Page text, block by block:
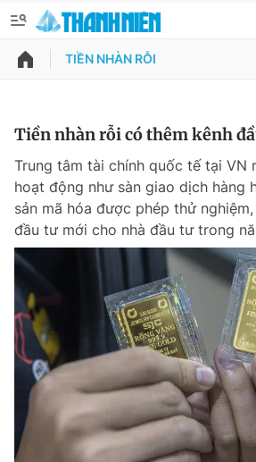
QUẢNG CÁO
Chuyên mục
Chuyên mục khác
Chào ngày mới Tin
Tin thị trường Tin
Video
Sản phẩm khác
Thông tin tài khoản
Đổi mật khẩu
Tin đã lưu
Đăng xuất
TIỀN NHÀN RỖI
Tiền nhàn rỗi có thêm kênh
Trung tâm tài chính quốc tế tại VN
hoạt động như sàn giao dịch hàng
sản mã hóa được phép thử
đầu tư mới cho nhà đầu tư trong